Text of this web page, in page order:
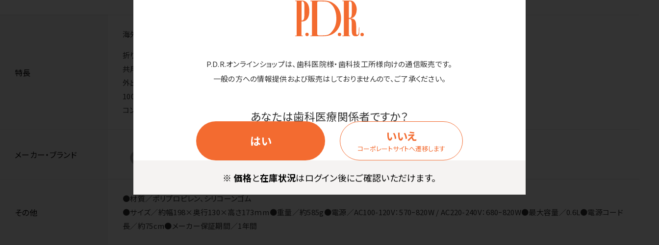
P.D.R.オンラインショップは、歯科医院様・歯科技工所様向けの通信販売です。
一般の方への情報提供および販売はしておりませんので、ご了承ください。
あなたは歯科医療関係者ですか？
はい
いいえ
コーポレートサイトへ遷移します
※ 価格と在庫状況はログイン後にご確認いただけます。
特長
海外にも対応！コンパクトに持ち運びができるポータブルマイケトル！
折りたたむと高さ約100mmになりコンパクトです。
共用備え付けのケトルの衛生面が気になる方におすすめです。
外出先、旅行中などにケトルを使いたい方におすすめです。
100～240Vに対応しているため海外でも使用できます。
コンパクトなのでスタッフルームでの使用にも場所を取らずにおすすめです。
メーカー・ブランド
その他
●材質／ポリプロピレン、シリコーンゴム
●サイズ／約幅198×奥行130×高さ173ｍm●重量／約585g●電源／AC100-120V：570ｰ820W / AC220-240V：680ｰ820W●最大容量／0.6L●電源コード
長／約75cm●メーカー保証期間／1年間